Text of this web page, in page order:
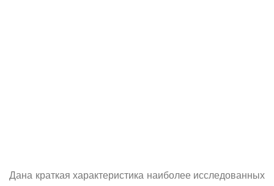
Дана краткая характеристика наиболее исследованных